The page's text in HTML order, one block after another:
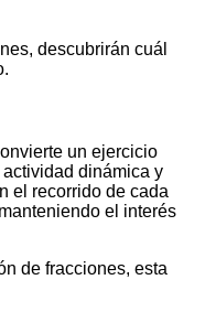
descubrirán cuál
un ejercicio
dinámica y
el recorrido de cada
el interés
de fracciones, esta